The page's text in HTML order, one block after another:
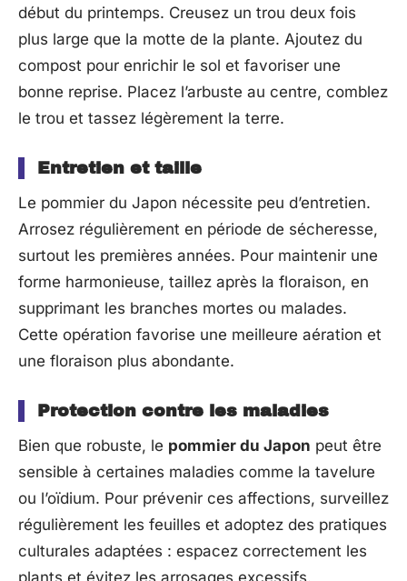
début du printemps. Creusez un trou deux fois
plus large que la motte de la plante. Ajoutez du
compost pour enrichir le sol et favoriser une
bonne reprise. Placez l’arbuste au centre, comblez
le trou et tassez légèrement la terre.
Entretien et taille
Le pommier du Japon nécessite peu d’entretien.
Arrosez régulièrement en période de sécheresse,
surtout les premières années. Pour maintenir une
forme harmonieuse, taillez après la floraison, en
supprimant les branches mortes ou malades.
Cette opération favorise une meilleure aération et
une floraison plus abondante.
Protection contre les maladies
Bien que robuste, le pommier du Japon peut être
sensible à certaines maladies comme la tavelure
ou l’oïdium. Pour prévenir ces affections, surveillez
régulièrement les feuilles et adoptez des pratiques
culturales adaptées : espacez correctement les